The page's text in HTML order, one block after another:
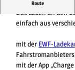
Route
Laden an den
Das Laden an den
einfach aus
mit der EWF-
Fahrstromanbieters
mit der App